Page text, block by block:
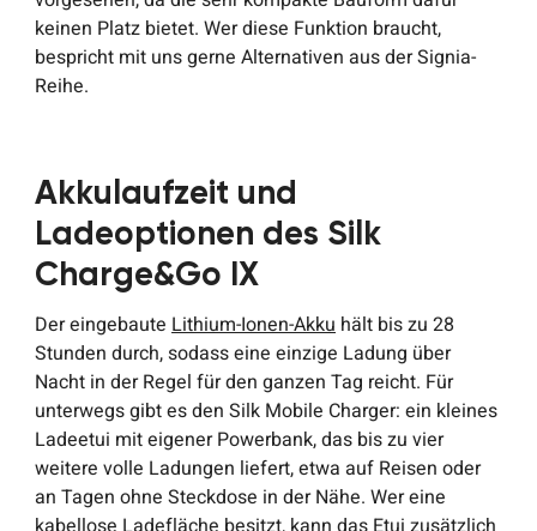
keinen Platz bietet. Wer diese Funktion braucht,
bespricht mit uns gerne Alternativen aus der Signia-
Reihe.
Akkulaufzeit und
Ladeoptionen des Silk
Charge&Go IX
Der eingebaute Lithium-Ionen-Akku hält bis zu 28
Stunden durch, sodass eine einzige Ladung über
Nacht in der Regel für den ganzen Tag reicht. Für
unterwegs gibt es den Silk Mobile Charger: ein kleines
Ladeetui mit eigener Powerbank, das bis zu vier
weitere volle Ladungen liefert, etwa auf Reisen oder
an Tagen ohne Steckdose in der Nähe. Wer eine